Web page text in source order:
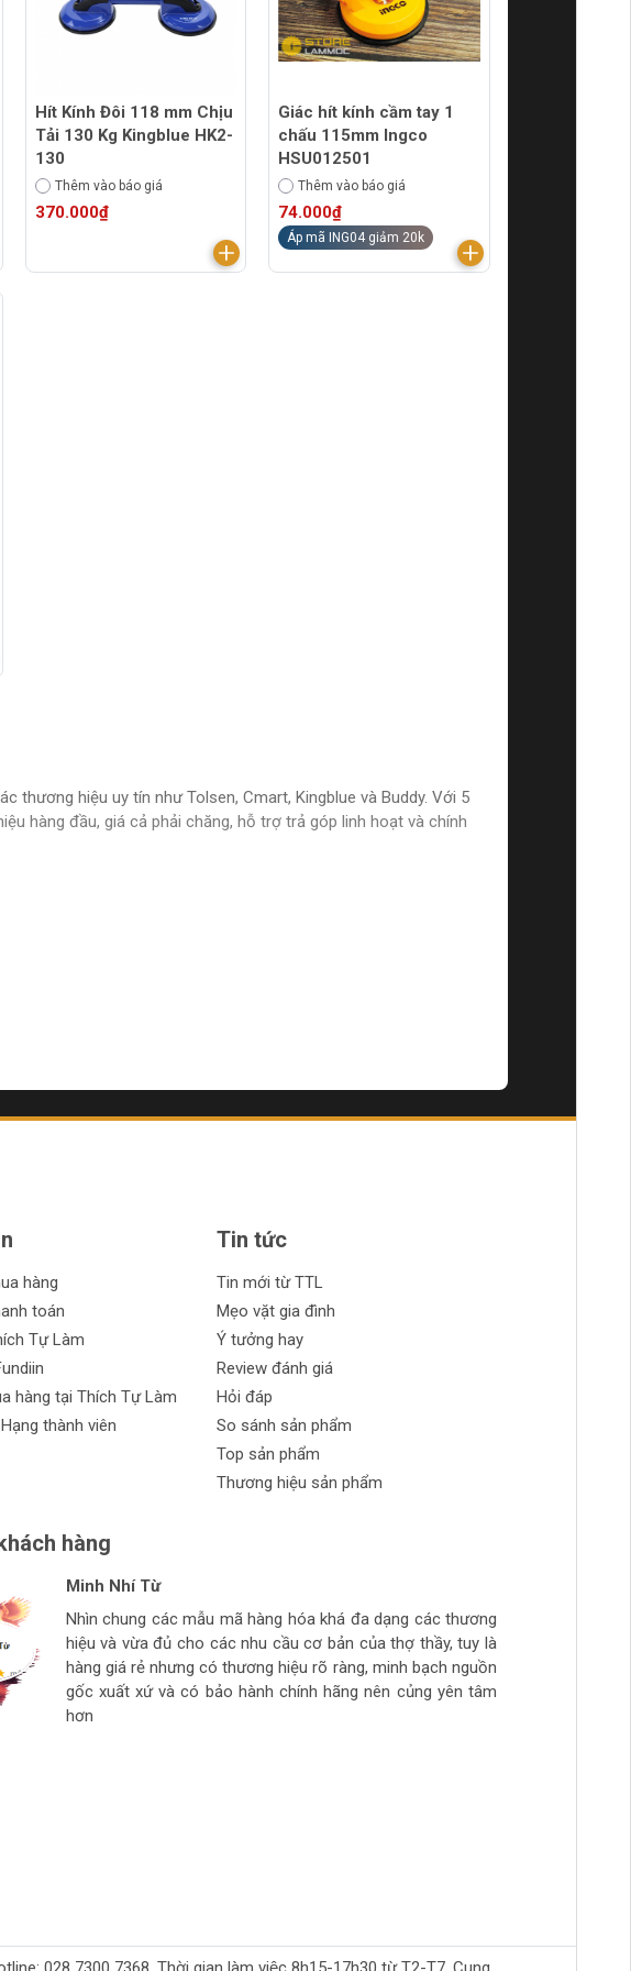
Hít Kính Đôi 118 mm Chịu
Tải 130 Kg Kingblue HK2-
130
Thêm vào báo giá
370.000₫
Giác hít kính cầm tay 1
chấu 115mm Ingco
HSU012501
Thêm vào báo giá
74.000₫
Áp mã ING04 giảm 20k
thương hiệu uy tín như Tolsen, Cmart, Kingblue và Buddy. Với 5
hàng đầu, giá cả phải chăng, hỗ trợ trả góp linh hoạt và chính
đổi hoặc trả lại trong vòng 30 ngày.
góp và có chính sách đổi trả trong vòng 30 ngày.
hàng
toán
Tự Làm
hàng tại Thích Tự Làm
thành viên
Tin tức
Tin mới từ TTL
Mẹo vặt gia đình
Ý tưởng hay
Review đánh giá
Hỏi đáp
So sánh sản phẩm
Top sản phẩm
Thương hiệu sản phẩm
hàng
Đinh Xuân Phong
Hàng ở thích tự làm hàng chất lượng giá sinh viên, thich hợp
cho thợ thầy đi làm hằng ngày.. còn cao cấp ghé>>>>>>>>
strore làm mộc >>>>>>>>
Minh Nhí Từ
Nhìn chung các mẫu mã hàng hóa khá đa dạng các thương
hiệu và vừa đủ cho các nhu cầu cơ bản của thợ thầy, tuy là
hàng giá rẻ nhưng có thương hiệu rõ ràng, minh bạch nguồn
gốc xuất xứ và có bảo hành chính hãng nên củng yên tâm
hơn
Hiệu Nguyễn
Ngon bổ rẻ
tuan anh tran huynh
Giá mềm vừa túi tiền, số lượng hàng ít, thường phải đợi đặt
hàng